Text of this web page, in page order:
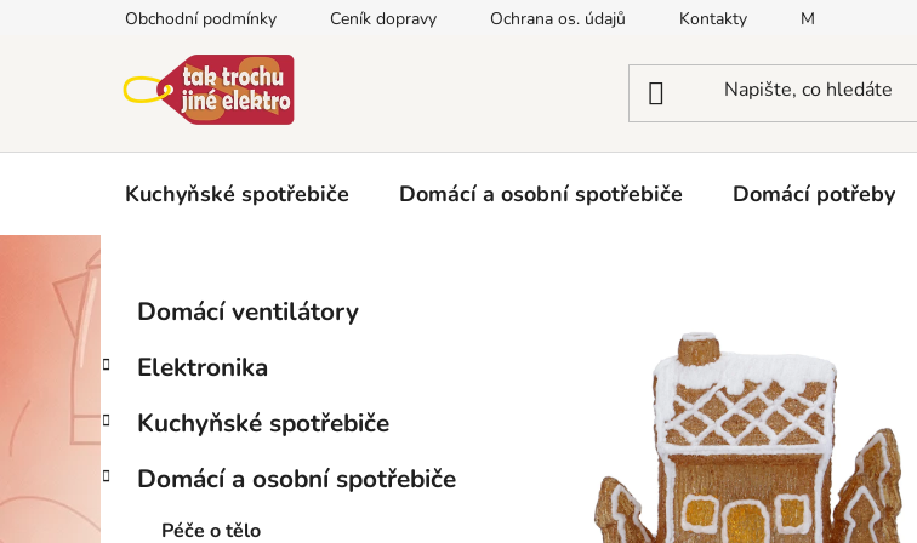
Obchodní podmínky Ceník dopravy Ochrana os. údajů Kontakty Moje objednávka
Kuchyňské spotřebiče Domácí a osobní spotřebiče Domácí potřeby
s
r
a
n
n
Přeskočit
kategorie
e
o
r
i
Domácí ventilátory
Elektronika
Kuchyňské spotřebiče
Domácí a osobní spotřebiče
Péče o tělo